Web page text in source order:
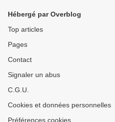
Hébergé par Overblog
Top articles
Pages
Contact
Signaler un abus
C.G.U.
Cookies et données personnelles
Préférences cookies